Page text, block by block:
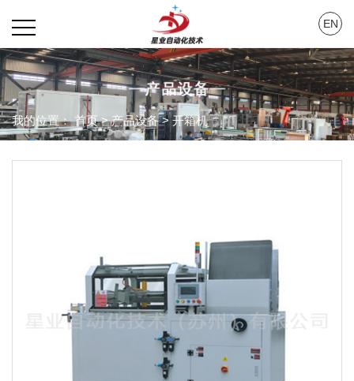
EN
我的位置：首页>产品设备>开箱机